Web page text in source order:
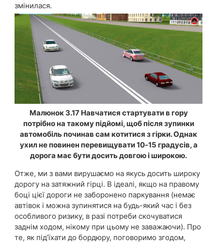
змінилася.
Малюнок 3.17 Навчатися стартувати в гору
потрібно на такому підйомі, щоб після зупинки
автомобіль починав сам котитися з гірки. Однак
ухил не повинен перевищувати 10-15 градусів, а
дорога має бути досить довгою і широкою.
Отже, ми з вами вирушаємо на якусь досить широку
дорогу на затяжний гірці. В ідеалі, якщо на правому
боці цієї дороги не заборонено паркування (немає
автівок і можна зупинятися на будь-який час і без
особливого ризику, в разі потреби скочуватися
заднім ходом, нікому при цьому не заважаючи). Про
те, як під’їхати до бордюру, поговоримо згодом,